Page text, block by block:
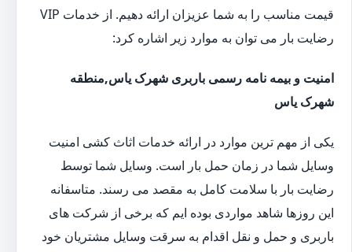
قیمت مناسب را به شما عزیزان ارائه دهیم. از خدمات VIP
رضایت بار می توان به موارد زیر اشاره کرد:
امنیت و بیمه نامه رسمی باربری شهرک یاس,منطقه
شهرک یاس
یکی از مهم ترین موارد در ارائه خدمات اثاث کشی امنیت
وسایل شما در زمان حمل بار است. وسایل شما توسط
رضایت بار با سلامت کامل به مقصد می رسند. متاسفانه
این روزها شاهد مواردی بوده ایم که برخی از شرکت های
باربری و حمل و نقل اقدام به سرقت وسایل مشتریان خود